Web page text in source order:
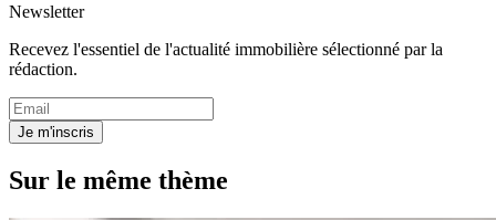
Newsletter
Recevez l'essentiel de l'actualité immobilière sélectionné par la
rédaction.
Je m'inscris
Sur le même thème